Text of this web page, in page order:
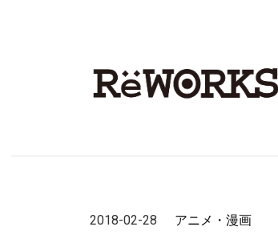
2018-02-28 アニメ・漫画